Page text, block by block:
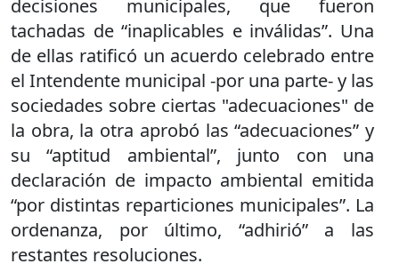
decisiones municipales, que fueron
tachadas de “inaplicables e inválidas”. Una
de ellas ratificó un acuerdo celebrado entre
el Intendente municipal -por una parte- y las
sociedades sobre ciertas "adecuaciones" de
la obra, la otra aprobó las “adecuaciones” y
su “aptitud ambiental”, junto con una
declaración de impacto ambiental emitida
“por distintas reparticiones municipales”. La
ordenanza, por último, “adhirió” a las
restantes resoluciones.